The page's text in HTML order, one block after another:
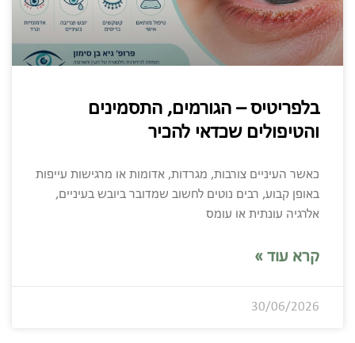
בלפריטיס – הגורמים, התסמינים
והטיפולים שכדאי להכיר
כאשר העיניים צורבות, מגרדות, אדומות או מרגישות עייפות
באופן קבוע, רבים נוטים לחשוב שמדובר ביובש בעיניים,
אלרגיה עונתית או עומס
קרא עוד »
30/06/2026